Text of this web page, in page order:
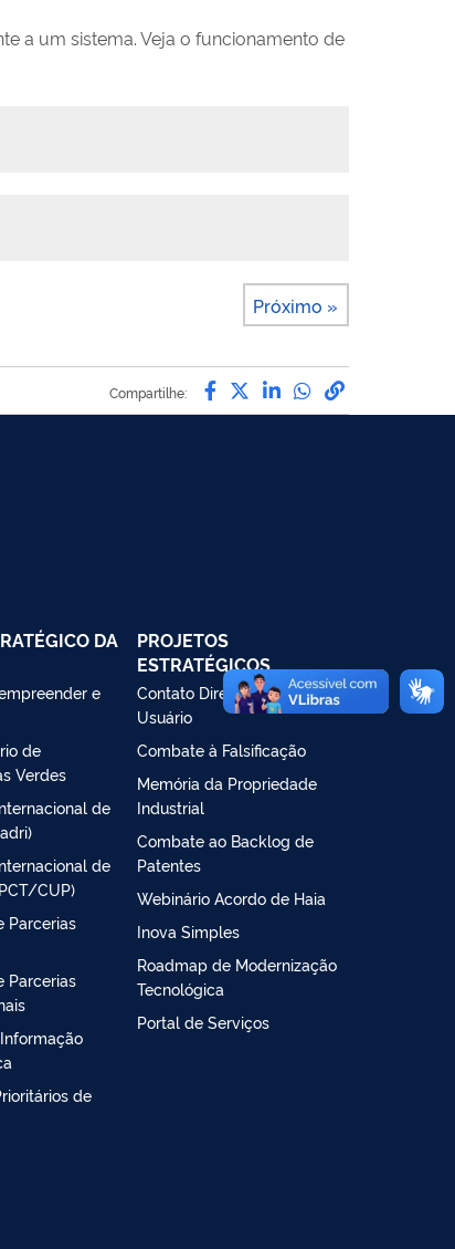
a um sistema. Veja o funcionamento de
Próximo »
Compartilhe: Compartilhe por
Compartilhe por
Compartilhe por
Compartilhe
link para
DA
e
de
Verdes
de
de
CUP)
Parcerias
Parcerias
de
PROJETOS
ESTRATÉGICOS
Contato Direto com o
Usuário
Combate à Falsificação
Memória da Propriedade
Industrial
Combate ao Backlog de
Patentes
Webinário Acordo de Haia
Inova Simples
Roadmap de Modernização
Tecnológica
Portal de Serviços